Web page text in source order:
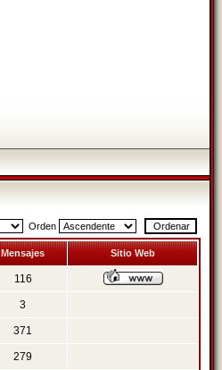
Orden
Mensajes Sitio Web
116
3
371
279